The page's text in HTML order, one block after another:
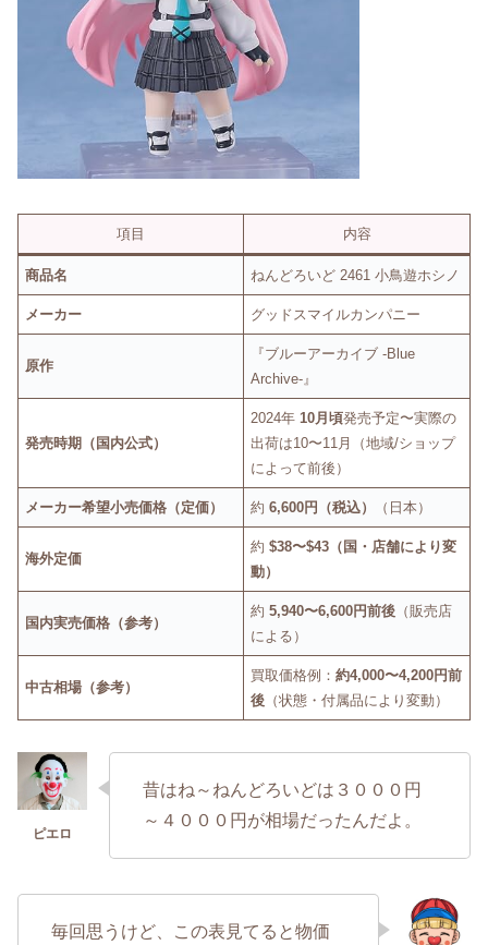
項目 内容
商品名 ねんどろいど 2461 小鳥遊ホシノ
メーカー グッドスマイルカンパニー
原作
『ブルーアーカイブ -Blue
Archive-』
発売時期（国内公式）
2024年10月頃発売予定〜実際の
出荷は10〜11月（地域/ショップ
によって前後）
メーカー希望小売価格（定価） 約6,600円（税込） （日本）
海外定価
約$38〜$43（国・店舗により変
動）
国内実売価格（参考）
約5,940〜6,600円前後 （販売店
による）
中古相場（参考）
買取価格例：約4,000〜4,200円前
後 （状態・付属品により変動）
昔はね～ねんどろいどは３０００円
～４０００円が相場だったんだよ。
毎回思うけど、この表見てると物価